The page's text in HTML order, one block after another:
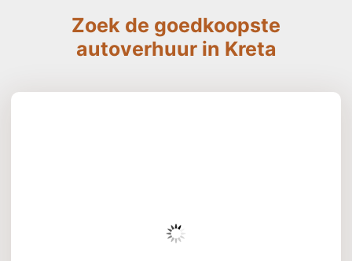
Zoek de goedkoopste
autoverhuur in Kreta